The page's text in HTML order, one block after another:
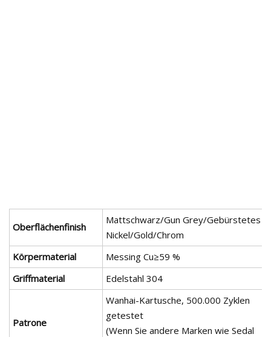
Oberflächenfinish
Mattschwarz/Gun Grey/Gebürstetes
Nickel/Gold/Chrom
Körpermaterial
Messing Cu≥59 %
Griffmaterial
Edelstahl 304
Patrone
Wanhai-Kartusche, 500.000 Zyklen
getestet
(Wenn Sie andere Marken wie Sedal